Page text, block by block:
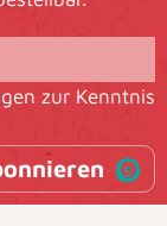
zur Kenntnis